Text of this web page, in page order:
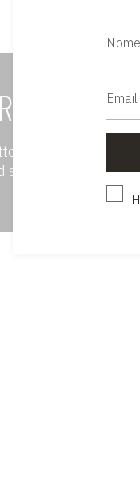
esiste e non
sono disponibili